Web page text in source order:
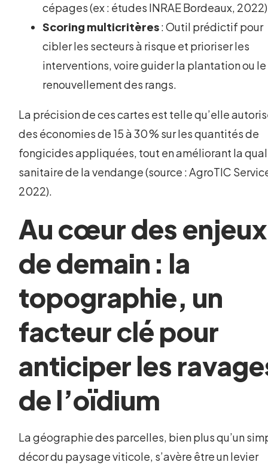
cépages (ex : études INRAE Bordeaux,
Scoring multicritères: Outil prédictif pour
cibler les secteurs à risque et prioriser les
interventions, voire guider la plantation ou le
renouvellement des rangs.
La précision de ces cartes est telle qu’elle
des économies de 15 à 30 % sur les quantités de
fongicides appliquées, tout en améliorant la
sanitaire de la vendange (source : AgroTIC
2022).
Au cœur des enjeux
de demain : la
topographie, un
facteur clé pour
anticiper les
de l’oïdium
La géographie des parcelles, bien plus qu’un
décor du paysage viticole, s’avère être un levier